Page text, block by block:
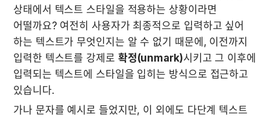
상태에서 텍스트 스타일을 적용하는 상황이라면
어떨까요? 여전히 사용자가 최종적으로 입력하고 싶어
하는 텍스트가 무엇인지는 알 수 없기 때문에, 이전까지
입력한 텍스트를 강제로 확정(unmark)시키고 그 이후에
입력되는 텍스트에 스타일을 입히는 방식으로 접근하고
있습니다.
가나 문자를 예시로 들었지만, 이 외에도 다단계 텍스트